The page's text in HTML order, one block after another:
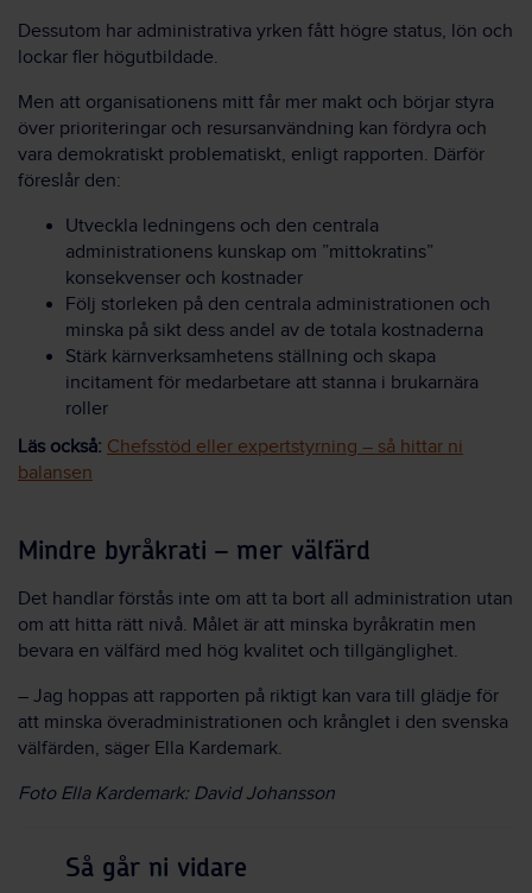
Dessutom har administrativa yrken fått högre status, lön och
lockar fler högutbildade.
Men att organisationens mitt får mer makt och börjar styra
över prioriteringar och resursanvändning kan fördyra och
vara demokratiskt problematiskt, enligt rapporten. Därför
föreslår den:
Utveckla ledningens och den centrala
administrationens kunskap om ”mittokratins”
konsekvenser och kostnader
Följ storleken på den centrala administrationen och
minska på sikt dess andel av de totala kostnaderna
Stärk kärnverksamhetens ställning och skapa
incitament för medarbetare att stanna i brukarnära
roller
Läs också: Chefsstöd eller expertstyrning – så hittar ni
balansen
Mindre byråkrati – mer välfärd
Det handlar förstås inte om att ta bort all administration utan
om att hitta rätt nivå. Målet är att minska byråkratin men
bevara en välfärd med hög kvalitet och tillgänglighet.
– Jag hoppas att rapporten på riktigt kan vara till glädje för
att minska överadministrationen och krånglet i den svenska
välfärden, säger Ella Kardemark.
Foto Ella Kardemark: David Johansson
Så går ni vidare